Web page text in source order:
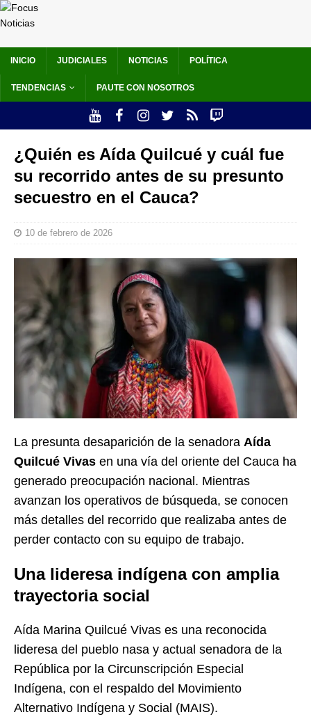
INICIO JUDICIALES NOTICIAS POLÍTICA
TENDENCIAS PAUTE CON NOSOTROS
¿Quién es Aída Quilcué y cuál fue
su recorrido antes de su presunto
secuestro en el Cauca?
10 de febrero de 2026
La presunta desaparición de la senadora Aída
Quilcué Vivas en una vía del oriente del Cauca ha
generado preocupación nacional. Mientras
avanzan los operativos de búsqueda, se conocen
más detalles del recorrido que realizaba antes de
perder contacto con su equipo de trabajo.
Una lideresa indígena con amplia
trayectoria social
Aída Marina Quilcué Vivas es una reconocida
lideresa del pueblo nasa y actual senadora de la
República por la Circunscripción Especial
Indígena, con el respaldo del Movimiento
Alternativo Indígena y Social (MAIS).